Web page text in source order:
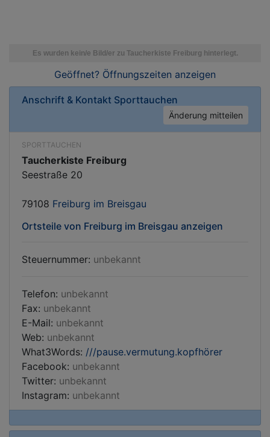
Geöffnet? Öffnungszeiten anzeigen
Anschrift & Kontakt Sporttauchen
Änderung mitteilen
SPORTTAUCHEN
Taucherkiste Freiburg
Seestraße 20
79108 Freiburg im Breisgau
Ortsteile von Freiburg im Breisgau anzeigen
Steuernummer: unbekannt
Telefon: unbekannt
Fax: unbekannt
E-Mail: unbekannt
Web: unbekannt
What3Words: ///pause.vermutung.kopfhörer
Facebook: unbekannt
Twitter: unbekannt
Instagram: unbekannt